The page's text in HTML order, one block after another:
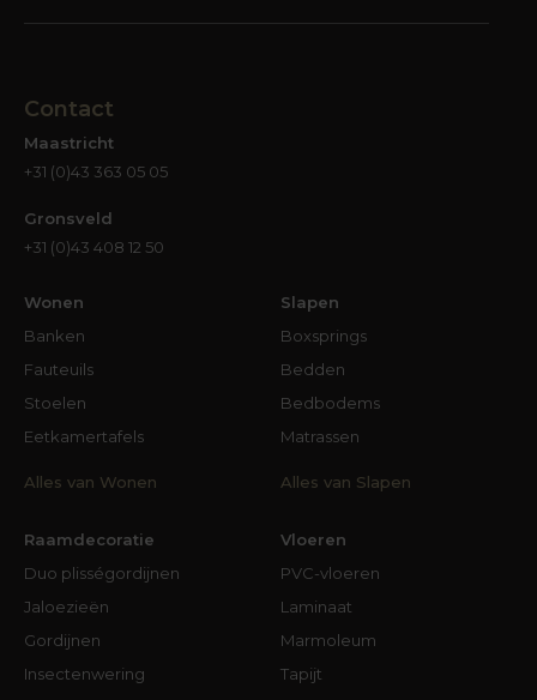
Contact
Maastricht
+31 (0)43 363 05 05
Gronsveld
+31 (0)43 408 12 50
Wonen
Banken
Fauteuils
Stoelen
Eetkamertafels
Alles van Wonen
Slapen
Boxsprings
Bedden
Bedbodems
Matrassen
Alles van Slapen
Raamdecoratie
Duo plisségordijnen
Jaloezieën
Gordijnen
Insectenwering
Vloeren
PVC-vloeren
Laminaat
Marmoleum
Tapijt